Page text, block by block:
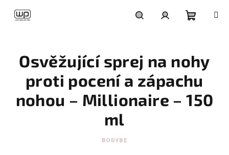
košík
Osvěžující sprej na nohy
proti pocení a zápachu
nohou – Millionaire – 150
ml
BODYBE